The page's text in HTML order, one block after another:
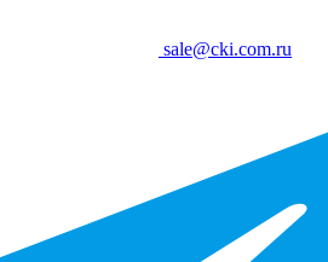
sale@cki.com.ru